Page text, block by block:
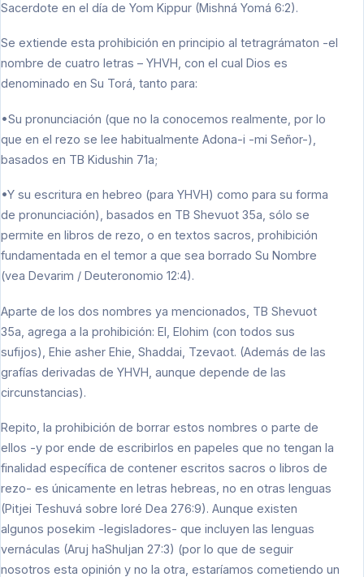
Sacerdote en el día de Yom Kippur (Mishná Yomá 6:2).
Se extiende esta prohibición en principio al tetragrámaton -el
nombre de cuatro letras – YHVH, con el cual Dios es
denominado en Su Torá, tanto para:
•Su pronunciación (que no la conocemos realmente, por lo
que en el rezo se lee habitualmente Adona-i -mi Señor-),
basados en TB Kidushin 71a;
•Y su escritura en hebreo (para YHVH) como para su forma
de pronunciación), basados en TB Shevuot 35a, sólo se
permite en libros de rezo, o en textos sacros, prohibición
fundamentada en el temor a que sea borrado Su Nombre
(vea Devarim / Deuteronomio 12:4).
Aparte de los dos nombres ya mencionados, TB Shevuot
35a, agrega a la prohibición: El, Elohim (con todos sus
sufijos), Ehie asher Ehie, Shaddai, Tzevaot. (Además de las
grafías derivadas de YHVH, aunque depende de las
circunstancias).
Repito, la prohibición de borrar estos nombres o parte de
ellos -y por ende de escribirlos en papeles que no tengan la
finalidad específica de contener escritos sacros o libros de
rezo- es únicamente en letras hebreas, no en otras lenguas
(Pitjei Teshuvá sobre Ioré Dea 276:9). Aunque existen
algunos posekim -legisladores- que incluyen las lenguas
vernáculas (Aruj haShuljan 27:3) (por lo que de seguir
nosotros esta opinión y no la otra, estaríamos cometiendo un